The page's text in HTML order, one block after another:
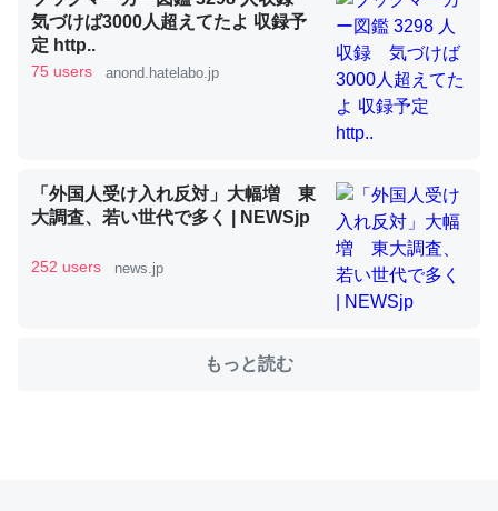
これを元に考えるとカルシウムを大量に使う脊椎動物と貝
類は苦労してるんだな…。腹足類だと殻を無くしてナメク
ウチもEchoを実家に置いて４年。でたまに覗いてる。ぼ
位置情報を共有してる。電池残量や充電中かが分かるので
気づけば3000人超えてたよ 収録予
定 http..
75 users anond.hatelabo.jp
「外国人受け入れ反対」大幅増 東
大調査、若い世代で多く | NEWSjp
252 users news.jp
もっと読む